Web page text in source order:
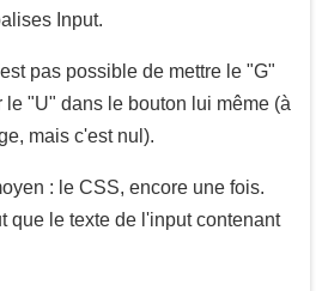
Input.
pas possible de mettre le "G"
"U" dans le bouton lui même (à
mais c'est nul).
: le CSS, encore une fois.
que le texte de l'input contenant